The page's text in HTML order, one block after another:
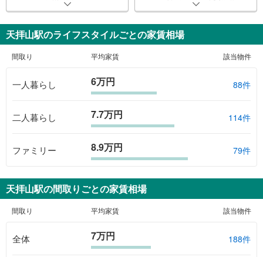
天拝山駅のライフスタイルごとの家賃相場
間取り 平均家賃 該当物件
一人暮らし 6万円 88件
二人暮らし 7.7万円 114件
ファミリー 8.9万円 79件
天拝山駅の間取りごとの家賃相場
間取り 平均家賃 該当物件
全体 7万円 188件